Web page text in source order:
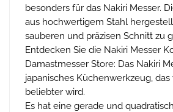
besonders für das Nakiri Messer.
aus hochwertigem Stahl
sauberen und präzisen Schnitt zu
Entdecken Sie die Nakiri Messer
Damastmesser Store: Das Nakiri
japanisches Küchenwerkzeug,
beliebter wird.
Es hat eine gerade und